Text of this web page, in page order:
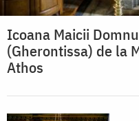
Icoana Maicii
(Gherontissa) de la
Athos